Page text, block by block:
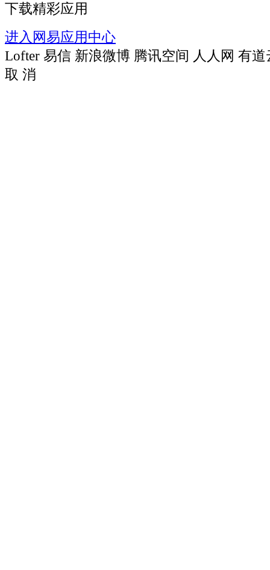
下载精彩应用
进入网易应用中心
Lofter 易信 新浪微博 腾讯空间 人人网 有道
取 消